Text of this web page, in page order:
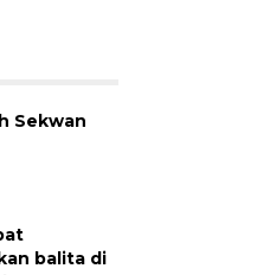
Sekwan
balita di